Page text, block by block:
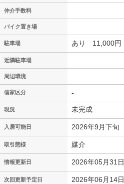
仲介手数料
バイク置き場
駐車場 あり 11,000円
近隣駐車場
周辺環境
借家区分 -
現況 未完成
入居可能日 2026年9月下旬
取引態様 媒介
情報更新日 2026年05月31日
次回更新予定日 2026年06月14日